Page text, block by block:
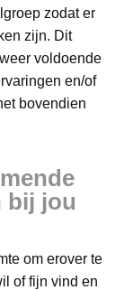
zodat er
zijn. Dit
voldoende
en/of
bovendien
bij jou
om erover te
of fijn vind en